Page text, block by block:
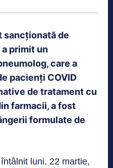
sancționată de
primit un
care a
pacienți COVID
de tratament cu
farmacii, a fost
formulate de
luni, 22 martie,